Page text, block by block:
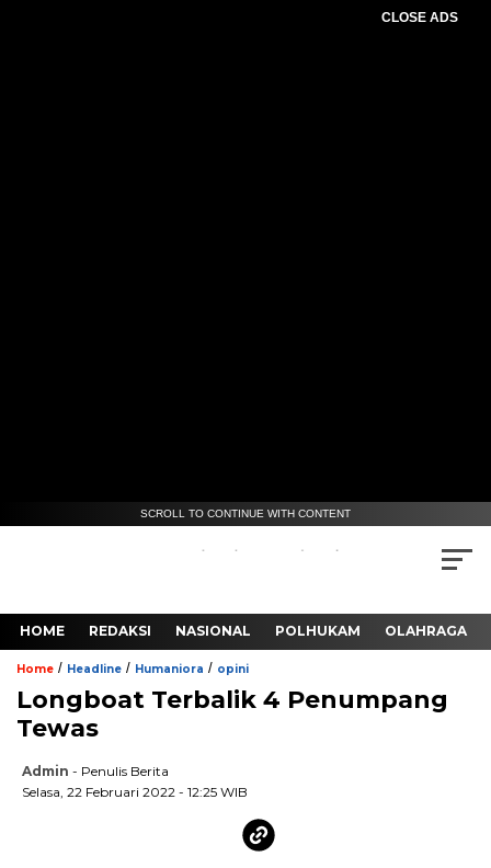
CLOSE ADS
SCROLL TO CONTINUE WITH CONTENT
HOME REDAKSI NASIONAL POLHUKAM OLAHRAGA
Home / Headline / Humaniora / opini
Longboat Terbalik 4 Penumpang
Tewas
Admin - Penulis Berita
Selasa, 22 Februari 2022 - 12:25 WIB